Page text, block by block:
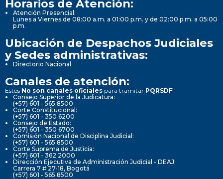
Horarios de Atención:
Atención Presencial:
Lunes a Viernes de 08:00 a.m. a 01:00 p.m. y de 02:00 p.m. a 05:00
p.m.
Ubicación de Despachos Judiciales
y Sedes administrativas:
Directorio Nacional
Canales de atención:
Estos No son canales oficiales para tramitar PQRSDF
Consejo Superior de la Judicatura:
(+57) 601 - 565 8500
Corte Constitucional:
(+57) 601 - 350 6200
Consejo de Estado:
(+57) 601 - 350 6700
Comisión Nacional de Disciplina Judicial:
(+57) 601 - 565 8500
Corte Suprema de Justicia:
(+57) 601 - 362 2000
Dirección Ejecutiva de Administración Judicial - DEAJ:
Carrera 7 # 27-18, Bogotá
(+57) 601 - 565 8500